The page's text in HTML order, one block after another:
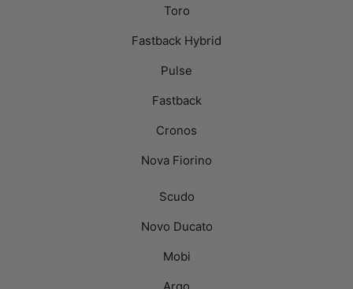
Toro
Fastback Hybrid
Pulse
Fastback
Cronos
Nova Fiorino
Scudo
Novo Ducato
Mobi